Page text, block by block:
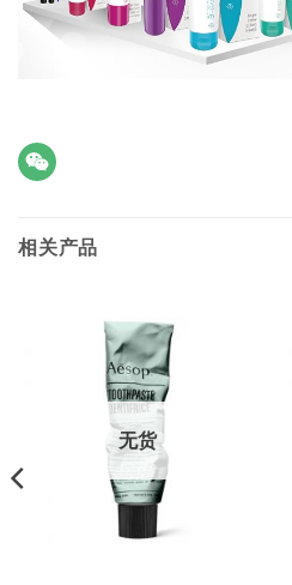
相关产品
无货